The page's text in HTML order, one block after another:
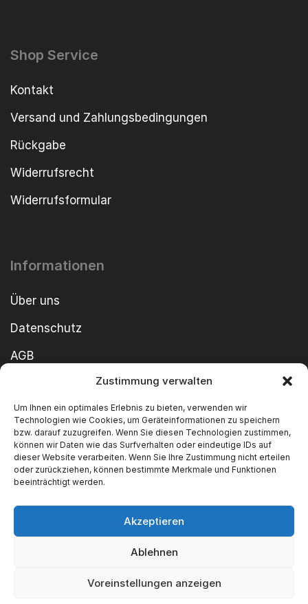
Zustimmung verwalten
Um Ihnen ein optimales Erlebnis zu bieten, verwenden wir
Technologien wie Cookies, um Geräteinformationen zu speichern
bzw. darauf zuzugreifen. Wenn Sie diesen Technologien zustimmen,
können wir Daten wie das Surfverhalten oder eindeutige IDs auf
dieser Website verarbeiten. Wenn Sie Ihre Zustimmung nicht erteilen
oder zurückziehen, können bestimmte Merkmale und Funktionen
beeinträchtigt werden.
Akzeptieren
Ablehnen
Voreinstellungen anzeigen
Shop Service
Kontakt
Versand und Zahlungsbedingungen
Rückgabe
Widerrufsrecht
Widerrufsformular
Informationen
Über uns
Datenschutz
AGB
Cookie-Richtlinie
Impressum
Copyright ©2026 SWT GmbH Built by